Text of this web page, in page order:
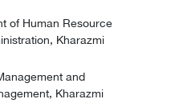
of Human Resource
Kharazmi
and
Kharazmi